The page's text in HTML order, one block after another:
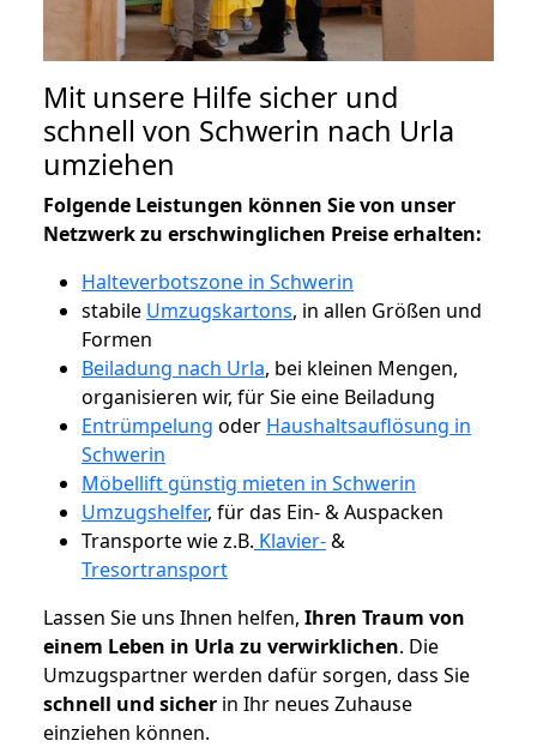
Mit unsere Hilfe sicher und
schnell von Schwerin nach Urla
umziehen
Folgende Leistungen können Sie von unser
Netzwerk zu erschwinglichen Preise erhalten:
Halteverbotszone in Schwerin
stabile Umzugskartons, in allen Größen und
Formen
Beiladung nach Urla, bei kleinen Mengen,
organisieren wir, für Sie eine Beiladung
Entrümpelung oder Haushaltsauflösung in
Schwerin
Möbellift günstig mieten in Schwerin
Umzugshelfer, für das Ein- & Auspacken
Transporte wie z.B. Klavier-&
Tresortransport
Lassen Sie uns Ihnen helfen, Ihren Traum von
einem Leben in Urla zu verwirklichen. Die
Umzugspartner werden dafür sorgen, dass Sie
schnell und sicher in Ihr neues Zuhause
einziehen können.